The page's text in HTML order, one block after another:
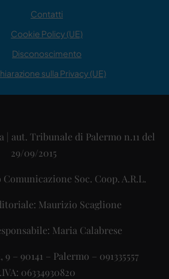
Contatti
Cookie Policy (UE)
Disconoscimento
sulla Privacy (UE)
aut. Tribunale di Palermo n.11 del
29/09/2015
Soc. Coop. A.R.L.
Maurizio Scaglione
Maria Calabrese
– 90141 – Palermo – 091335557
06334930820